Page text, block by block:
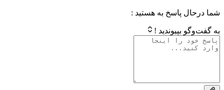
پاسخ به هستید :
!